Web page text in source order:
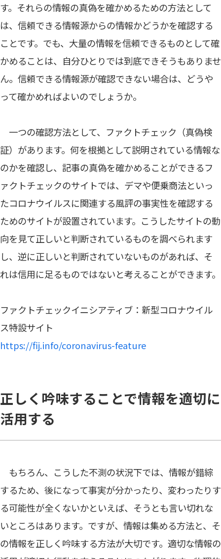
す。それらの情報の真偽を確かめるための方法として
は、信頼できる情報源からの情報かどうかを確認する
ことです。でも、大量の情報を信頼できるものとして確
かめることは、自分ひとりでは到底できそうもありませ
ん。信頼できる情報源が確認できない場合は、どうや
って確かめればよいのでしょうか。
一つの確認方法として、ファクトチェック（真偽検
証）があります。何を根拠として説明されている情報な
のかを確認し、記事の真偽を確かめることができるフ
ァクトチェックのサイトでは、デマや便乗商法といっ
たコロナウイルスに関連する風評の事実性を確認する
ためのサイトが設置されています。こうしたサイトの動
向を見て正しいと判断されているものを調べられます
し、逆に正しいと判断されていないものがあれば、そ
れは信用に足るものではないと考えることができます。
ファクトチェックイニシアティブ：新型コロナウイル
ス特設サイト
https://fij.info/coronavirus-feature
正しく吟味することで情報を適切に
活用する
もちろん、こうした不測の状況下では、情報が錯綜
するため、後になって事実が分かったり、変わったりす
る可能性が全くないかといえば、そうとも言い切れな
いところはあります。ですが、情報は集める方法と、そ
の情報を正しく吟味する方法が大切です。適切な情報の